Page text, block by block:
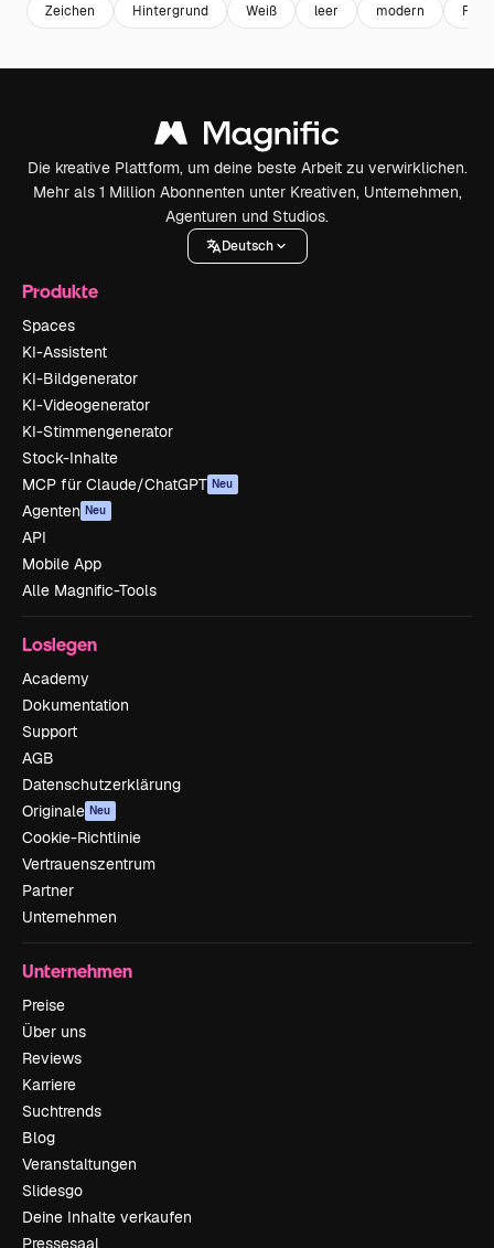
Zeichen Hintergrund Weiß leer modern
Die kreative Plattform, um deine beste Arbeit zu verwirklichen.
Mehr als 1 Million Abonnenten unter Kreativen, Unternehmen,
Agenturen und Studios.
Deutsch
Produkte
Spaces
KI-Assistent
KI-Bildgenerator
KI-Videogenerator
KI-Stimmengenerator
Stock-Inhalte
MCP für Claude/ChatGPT Neu
Agenten Neu
API
Mobile App
Alle Magnific-Tools
Loslegen
Academy
Dokumentation
Support
AGB
Datenschutzerklärung
Originale Neu
Cookie-Richtlinie
Vertrauenszentrum
Partner
Unternehmen
Unternehmen
Preise
Über uns
Reviews
Karriere
Suchtrends
Blog
Veranstaltungen
Slidesgo
Deine Inhalte verkaufen
Pressesaal